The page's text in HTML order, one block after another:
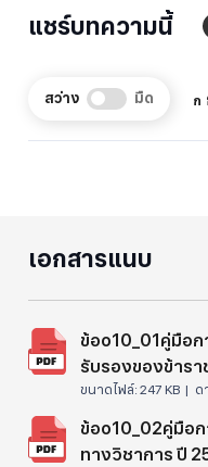
แชร์บทความนี้
สว่าง มืด ก
เอกสารแนบ
ข้อo10_01คู่มือ
รับรองของข้าร
ขนาดไฟล์: 247 KB | ด
ข้อo10_02คู่มือ
ทางวิชาการ ปี